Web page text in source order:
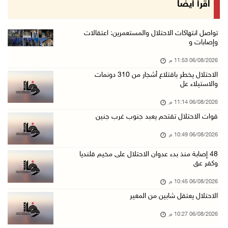
جماهير شعبنا تشيع جثمان الشهيد علاء صبيح في ت ...
الاحتلال يوسع حملات الدهم والاعتقال في قلنديا ...
06/آب/2026 08:06 م
الرئيس المصري وملك البحرين يشددان على ضرورة ت ...
رابطة العالم الإسلامي تدين تواصل انتهاكات الا ...
اليونيسف: استشهاد 300 طفل منذ وقف إطلاق النار ...
اقرأ أيضا
تواصل انتهاكات الاحتلال والمستعمرين: اعتقالات
وإصابات و
06/08/2026 11:53 م
الاحتلال يخطر باقتلاع أشجار من 310 دونمات
والاستيلاء عل
06/08/2026 11:14 م
قوات الاحتلال تقتحم يعبد جنوب غرب جنين
06/08/2026 10:49 م
48 إصابة منذ بدء عدوان الاحتلال على مخيم قلنديا
وكفر عق
06/08/2026 10:45 م
الاحتلال يعتقل شابين من المغير
06/08/2026 10:27 م